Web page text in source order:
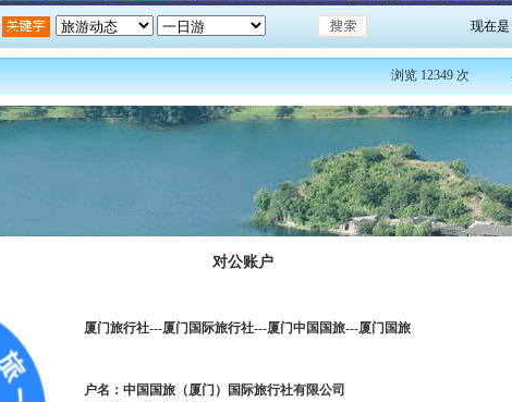
现在是
浏览 12349 次
对公账户
厦门旅行社---厦门国际旅行社---厦门中国国旅---厦门国旅
户名：中国国旅（厦门）国际旅行社有限公司